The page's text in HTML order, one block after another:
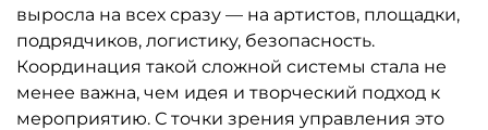
выросла на всех сразу — на артистов, площадки,
подрядчиков, логистику, безопасность.
Координация такой сложной системы стала не
менее важна, чем идея и творческий подход к
мероприятию. С точки зрения управления это